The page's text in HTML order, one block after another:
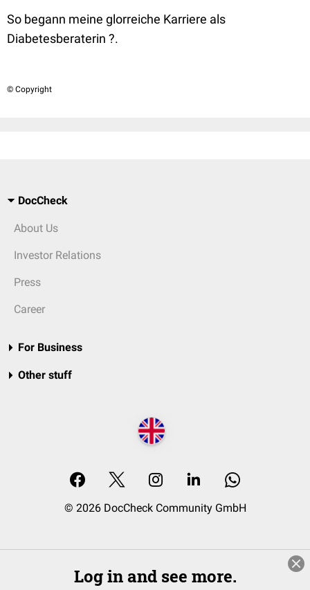
So begann meine glorreiche Karriere als
Diabetesberaterin ?.
© Copyright
DocCheck
About Us
Investor Relations
Press
Career
For Business
Other stuff
© 2026 DocCheck Community GmbH
Log in and see more.